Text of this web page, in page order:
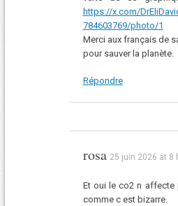
https://x.com/
784603769/photo/1
Merci aux français de
pour sauver la planète.
Répondre
rosa 25 juin 2026 at 8
Et oui le co2 n affecte
comme c est bizarre.